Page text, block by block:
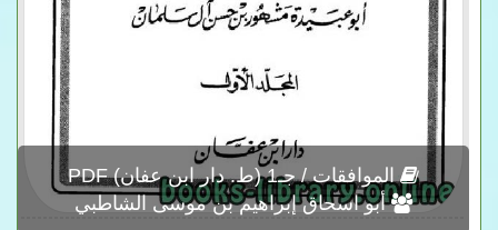
الموافقات / جـ1 (ط. دار ابن عفان) PDF
أبو اسحاق إبراهيم بن موسى الشاطبي